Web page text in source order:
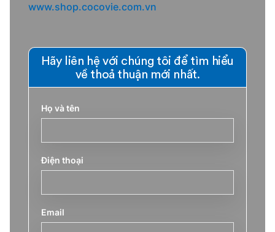
www.shop.cocovie.com.vn
Hãy liên hệ với chúng tôi để tìm hiểu
về thoả thuận mới nhất.
Họ và tên
Điện thoại
Email